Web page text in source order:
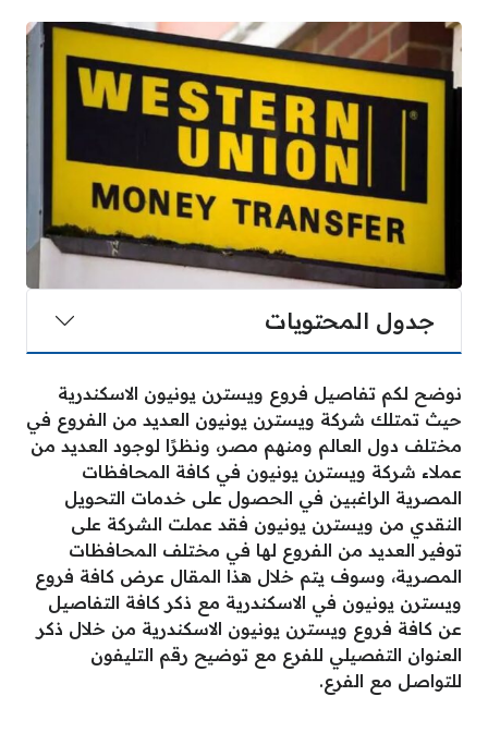
جدول المحتويات
نوضح لكم تفاصيل فروع ويسترن يونيون الاسكندرية
حيث تمتلك شركة ويسترن يونيون العديد من الفروع في
مختلف دول العالم ومنهم مصر، ونظرًا لوجود العديد من
عملاء شركة ويسترن يونيون في كافة المحافظات
المصرية الراغبين في الحصول على خدمات التحويل
النقدي من ويسترن يونيون فقد عملت الشركة على
توفير العديد من الفروع لها في مختلف المحافظات
المصرية، وسوف يتم خلال هذا المقال عرض كافة فروع
ويسترن يونيون في الاسكندرية مع ذكر كافة التفاصيل
عن كافة فروع ويسترن يونيون الاسكندرية من خلال ذكر
العنوان التفصيلي للفرع مع توضيح رقم التليفون
للتواصل مع الفرع.